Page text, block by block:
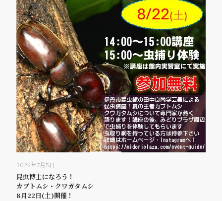
2026年7月5日
昆虫博士になろう！
カブトムシ・クワガタムシ
8月22日(土)開催！